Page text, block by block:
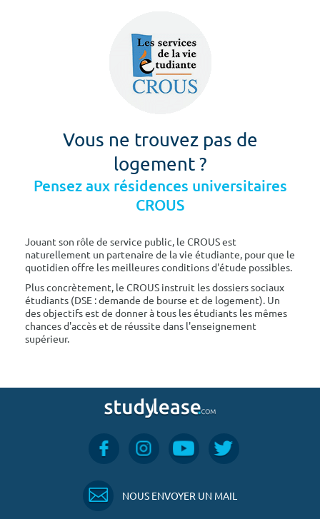
Vous ne trouvez pas de
logement ?
Pensez aux résidences universitaires
CROUS
Jouant son rôle de service public, le CROUS est
naturellement un partenaire de la vie étudiante, pour que le
quotidien offre les meilleures conditions d'étude possibles.
Plus concrètement, le CROUS instruit les dossiers sociaux
étudiants (DSE : demande de bourse et de logement). Un
des objectifs est de donner à tous les étudiants les mêmes
chances d'accès et de réussite dans l'enseignement
supérieur.
NOUS ENVOYER UN MAIL